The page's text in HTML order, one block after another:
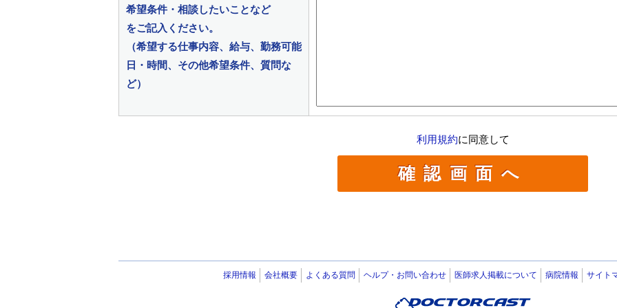
希望条件・相談したいことなど
をご記入ください。
（希望する仕事内容、給与、勤務可能
日・時間、その他希望条件、質問な
ど）
利用規約に同意して
採用情報 会社概要 よくある質問 ヘルプ・お問い合わせ 医師求人掲載について 病院情報 サイト